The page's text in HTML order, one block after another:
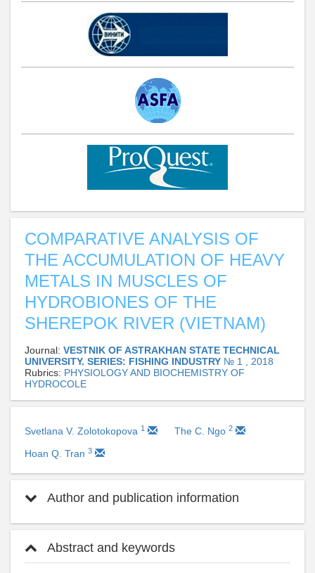
COMPARATIVE ANALYSIS OF
THE ACCUMULATION OF HEAVY
METALS IN MUSCLES OF
HYDROBIONES OF THE
SHEREPOK RIVER (VIETNAM)
Journal: VESTNIK OF ASTRAKHAN STATE TECHNICAL
UNIVERSITY. SERIES: FISHING INDUSTRY № 1 , 2018
Rubrics: PHYSIOLOGY AND BIOCHEMISTRY OF
HYDROCOLE
Svetlana V. Zolotokopova 1 The C. Ngo 2
Hoan Q. Tran 3
Author and publication information
Abstract and keywords